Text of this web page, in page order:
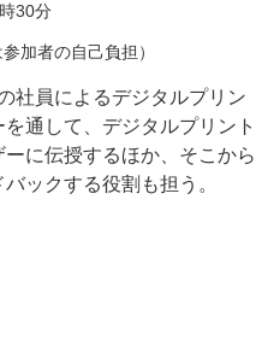
30分
加者の自己負担）
社員によるデジタルプリン
通して、デジタルプリント
に伝授するほか、そこから
ックする役割も担う。